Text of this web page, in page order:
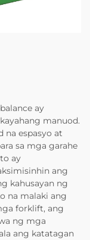
ay
manuod.
na espasyo at
sa mga garahe
ay
ang
kahusayan ng
na malaki ang
forklift, ang
ng mga
ang katatagan